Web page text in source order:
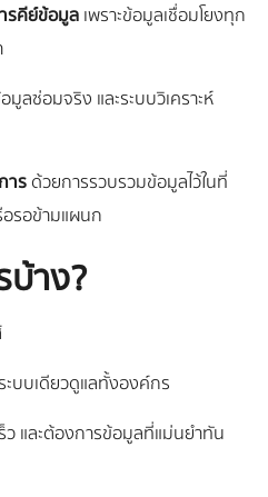
รคีย์ข้อมูลเพราะข้อมูลเชื่อมโยงทุก
มูลซ่อมจริง และระบบวิเคราะห์
ารด้วยการรวบรวมข้อมูลไว้ในที่
รอข้ามแผนก
บ้าง?
บบเดียวดูแลทั้งองค์กร
ว และต้องการข้อมูลที่แม่นยำทัน